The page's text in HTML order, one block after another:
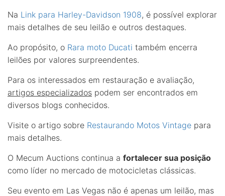
Na Link para Harley-Davidson 1908, é possível explorar
mais detalhes de seu leilão e outros destaques.
Ao propósito, o Rara moto Ducati também encerra
leilões por valores surpreendentes.
Para os interessados em restauração e avaliação,
artigos especializados podem ser encontrados em
diversos blogs conhecidos.
Visite o artigo sobre Restaurando Motos Vintage para
mais detalhes.
O Mecum Auctions continua a fortalecer sua posição
como líder no mercado de motocicletas clássicas.
Seu evento em Las Vegas não é apenas um leilão, mas